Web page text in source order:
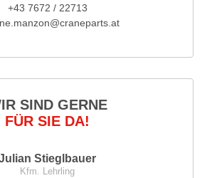
+43 7672 / 22713
SIND GERNE
FÜR SIE DA!
Stieglbauer
Kfm. Lehrling